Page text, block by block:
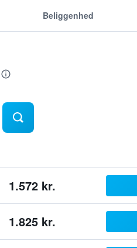
Beliggenhed
1.572 kr.
1.825 kr.